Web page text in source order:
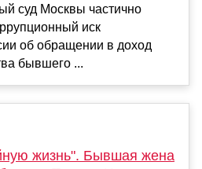
суд Москвы частично
иск
об обращении в доход
бывшего ...
жизнь". Бывшая жена